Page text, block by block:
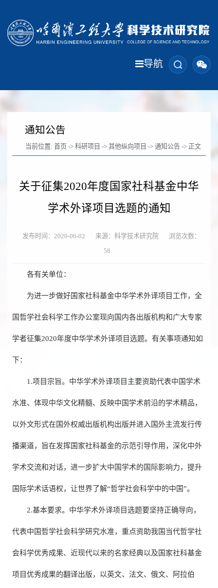
导航
通知公告
当前位置: 首页 -> 科研项目 -> 其他纵向项目 -> 通知公告 -> 正文
关于征集2020年度国家社科基金中华
学术外译项目选题的通知
发布时间：2020-06-02 来源：科学技术研究院
浏览次数：
58
各有关单位：
为进一步做好国家社科基金中华学术外译项目工作，全
国哲学社会科学工作办公室现向国内各出版机构和广大专家
学者征集2020年度中华学术外译项目选题。有关事项通知如
下：
1.项目宗旨。中华学术外译项目主要资助代表中国学术
水准、体现中华文化精髓、反映中国学术前沿的学术精品，
以外文形式在国外权威出版机构出版并进入国外主流发行传
播渠道，旨在发挥国家社科基金的示范引导作用，深化中外
学术交流和对话，进一步扩大中国学术的国际影响力，提升
国际学术话语权，让世界了解“哲学社会科学中的中国”。
2.基本要求。中华学术外译项目选题要坚持正确导向，
代表中国哲学社会科学研究水准，重点资助我国当代哲学社
会科学优秀成果、近现代以来的名家经典以及国家社科基金
项目优秀成果的翻译出版，以英文、法文、俄文、阿拉伯